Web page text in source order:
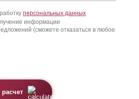
персональных данных
информации
(сможете отказаться в любое
расчет